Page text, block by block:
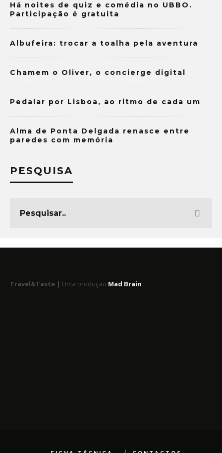
Há noites de quiz e comédia no UBBO.
Participação é gratuita
Albufeira: trocar a toalha pela aventura
Chamem o Oliver, o concierge digital
Pedalar por Lisboa, ao ritmo de cada um
Alma de Ponta Delgada renasce entre
paredes com memória
PESQUISA
Travel&Taste | Uma produção Mad Brain